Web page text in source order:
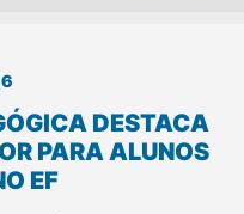
DESTACA
PARA ALUNOS
EF